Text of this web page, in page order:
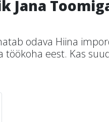
Jana
odava Hiina
töökoha eest. Kas